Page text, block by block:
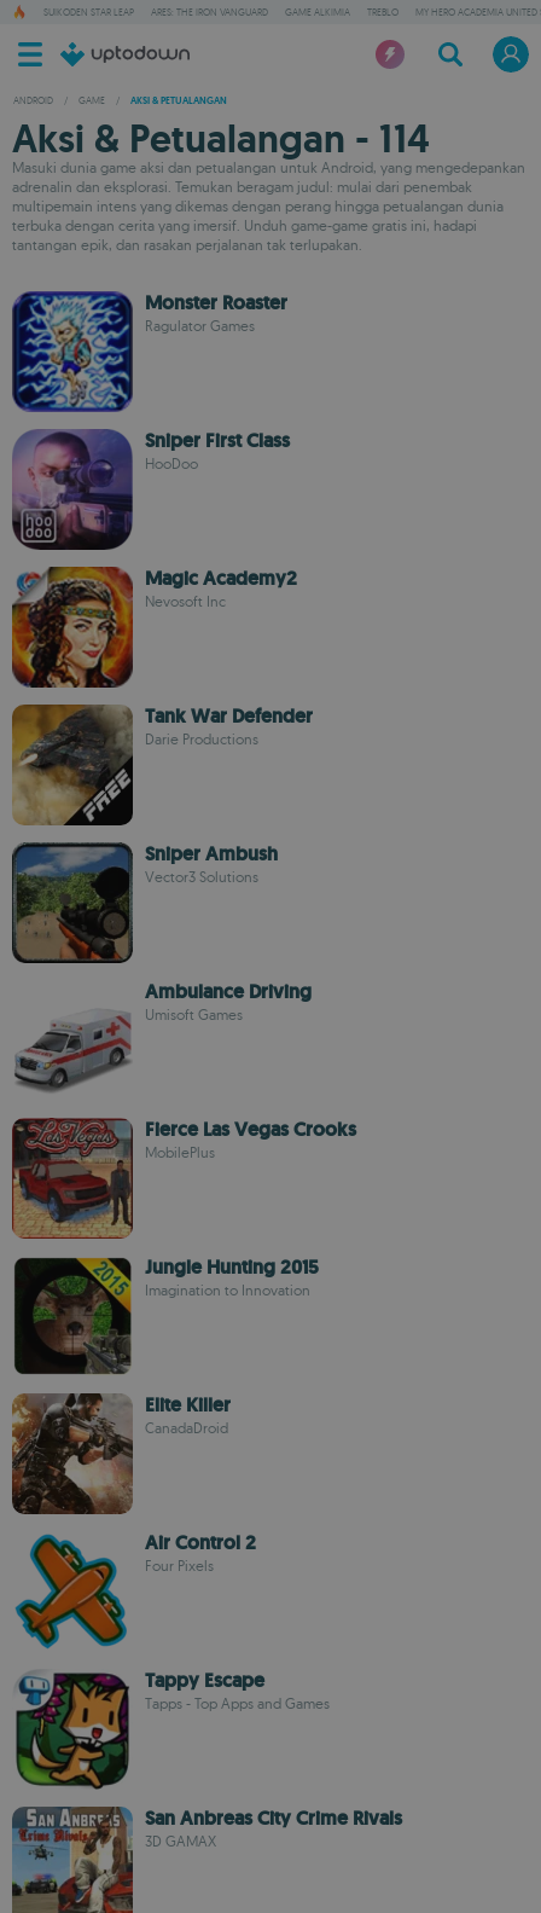
SUIKODEN STAR LEAP ARES: THE IRON VANGUARD GAME ALKIMIA TREBLO MY HERO ACADEMIA UNITED
ANDROID / GAME / AKSI & PETUALANGAN
Aksi & Petualangan - 114
Masuki dunia game aksi dan petualangan untuk Android, yang mengedepankan
adrenalin dan eksplorasi. Temukan beragam judul: mulai dari penembak
multipemain intens yang dikemas dengan perang hingga petualangan dunia
terbuka dengan cerita yang imersif. Unduh game-game gratis ini, hadapi
tantangan epik, dan rasakan perjalanan tak terlupakan.
Monster Roaster
Ragulator Games
Sniper First Class
HooDoo
Magic Academy2
Nevosoft Inc
Tank War Defender
Darie Productions
Sniper Ambush
Vector3 Solutions
Ambulance Driving
Umisoft Games
Fierce Las Vegas Crooks
MobilePlus
Jungle Hunting 2015
Imagination to Innovation
Elite Killer
CanadaDroid
Air Control 2
Four Pixels
Tappy Escape
Tapps - Top Apps and Games
San Anbreas City Crime Rivals
3D GAMAX